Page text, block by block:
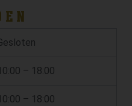
– 18:00
– 18:00